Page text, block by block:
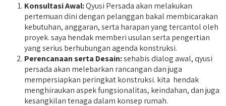
Konsultasi Awal:Qyusi Persada akan melakukan
pertemuan dini dengan pelanggan bakal membicarakan
kebutuhan, anggaran, serta harapan yang tercantol oleh
proyek. saya hendak memberi usulan serta pengertian
yang serius berhubungan agenda konstruksi.
Perencanaan serta Desain:sehabis dialog awal, qyusi
persada akan melebarkan rancangan dan juga
mempersiapkan peringkat konstruksi. kita hendak
menghiraukan aspek fungsionalitas, keindahan, dan juga
kesangkilan tenaga dalam konsep rumah.